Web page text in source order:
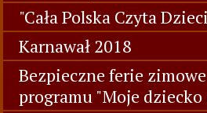
"Cała Polska Czyta
Karnawał 2018
Bezpieczne ferie
programu "Moje dziecko